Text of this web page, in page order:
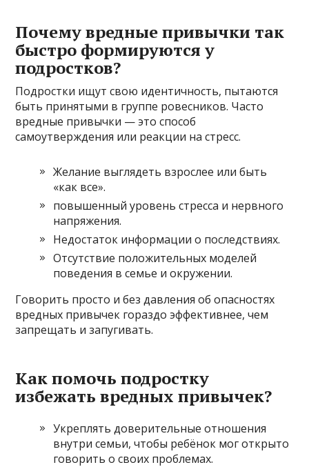
Почему вредные привычки так
быстро формируются у
подростков?
Подростки ищут свою идентичность, пытаются
быть принятыми в группе ровесников. Часто
вредные привычки — это способ
самоутверждения или реакции на стресс.
Желание выглядеть взрослее или быть
«как все».
повышенный уровень стресса и нервного
напряжения.
Недостаток информации о последствиях.
Отсутствие положительных моделей
поведения в семье и окружении.
Говорить просто и без давления об опасностях
вредных привычек гораздо эффективнее, чем
запрещать и запугивать.
Как помочь подростку
избежать вредных привычек?
Укреплять доверительные отношения
внутри семьи, чтобы ребёнок мог открыто
говорить о своих проблемах.